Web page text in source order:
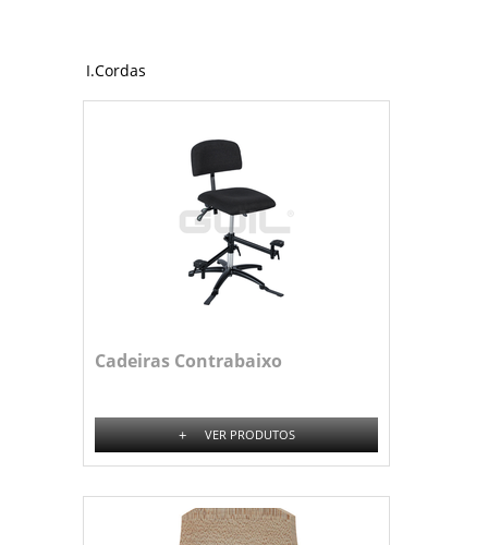
I.Cordas
Cadeiras Contrabaixo
+ VER PRODUTOS